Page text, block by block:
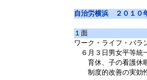
自治労横浜 ２０１０
１面
ワーク・ライフ・バラ
６月３日男女平等統
育休、子の看護休
制度的改善の実効